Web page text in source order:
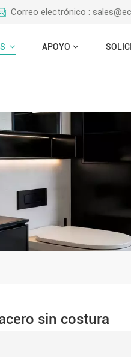
Correo electrónico :
APOYO
sin costura